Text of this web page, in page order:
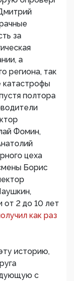
за
а
региона, так
катастрофы
полтора
Фомин,
цеха
Борис
от 2 до 10 лет
как раз
историю,
с